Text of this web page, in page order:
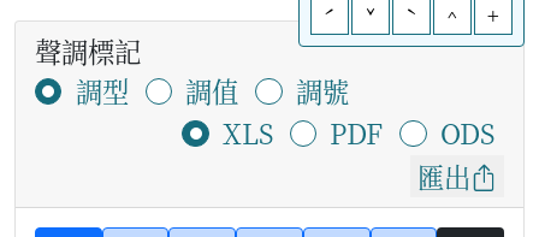
ˊ
ˇ ˋ ^ +
聲調標記
調型
調值
調號
XLS
PDF
ODS
匯出